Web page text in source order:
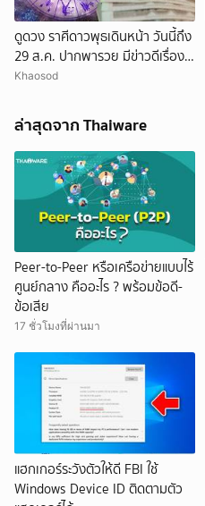
ดูดวง ราศีดาวพุธเดินหน้า วันนี้ถึง
29 ส.ค. ปากพารวย มีข่าวดีเรื่อง
เงิน-ค้าขาย
Khaosod
ล่าสุดจาก Thaiware
Peer-to-Peer หรือเครือข่ายแบบไร้
ศูนย์กลาง คืออะไร ? พร้อมข้อดี-
ข้อเสีย
17 ชั่วโมงที่ผ่านมา
แฮกเกอร์ระวังตัวให้ดี FBI ใช้
Windows Device ID ติดตามตัว